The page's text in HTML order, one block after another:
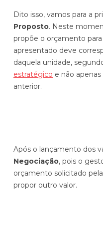
Dito isso, vamos para a
Proposto. Neste
propõe o orçamento
apresentado deve
daquela unidade,
estratégico e não
anterior.
Após o lançamento dos
Negociação, pois o
orçamento solicitado
propor outro valor.